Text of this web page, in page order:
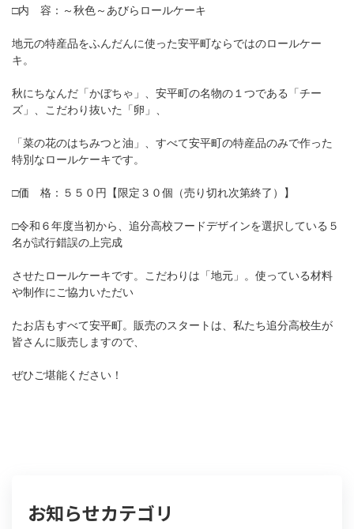
□内 容：～秋色～あびらロールケーキ
地元の特産品をふんだんに使った安平町ならではのロールケー
キ。
秋にちなんだ「かぼちゃ」、安平町の名物の１つである「チー
ズ」、こだわり抜いた「卵」、
「菜の花のはちみつと油」、すべて安平町の特産品のみで作った
特別なロールケーキです。
□価 格：５５０円【限定３０個（売り切れ次第終了）】
□令和６年度当初から、追分高校フードデザインを選択している５
名が試行錯誤の上完成
させたロールケーキです。こだわりは「地元」。使っている材料
や制作にご協力いただい
たお店もすべて安平町。販売のスタートは、私たち追分高校生が
皆さんに販売しますので、
ぜひご堪能ください！
お知らせカテゴリ